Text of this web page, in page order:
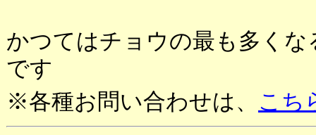
かつてはチョウの最も多く
です
※各種お問い合わせは、 こち